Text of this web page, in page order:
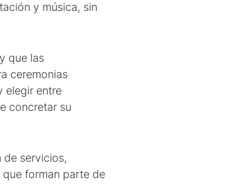
y música, sin
que las
ceremonias
elegir entre
concretar su
de servicios,
forman parte de